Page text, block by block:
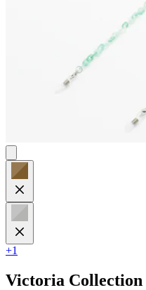
+1
Victoria Collection